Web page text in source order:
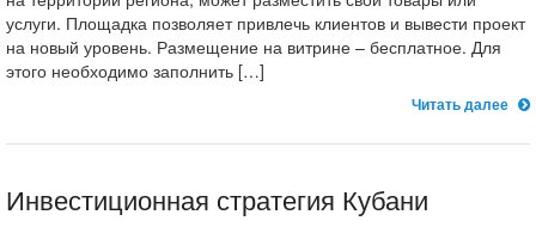
услуги. Площадка позволяет привлечь клиентов и вывести проект
на новый уровень. Размещение на витрине – бесплатное. Для
этого необходимо заполнить […]
Читать далее
Инвестиционная стратегия Кубани